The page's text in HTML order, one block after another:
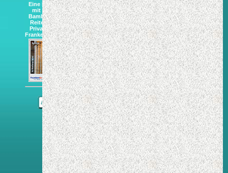
Eine Marke
mit dem
Bamberger
Reiter der
Privatpost
FrankenBrief.
Δ